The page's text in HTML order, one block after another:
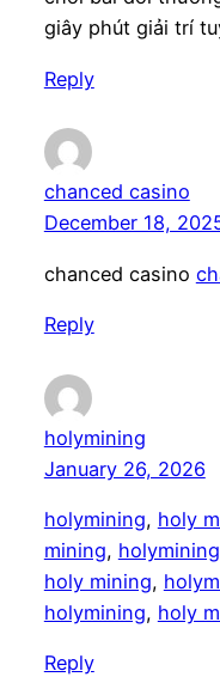
giây phút giải trí
Reply
chanced casino
December 18,
chanced casino
Reply
holymining
January 26, 2026
holymining, holy
mining, holymining
holy mining,
holymining, holy
Reply